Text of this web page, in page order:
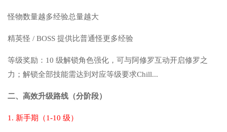
怪物数量越多经验总量越大
精英怪 / BOSS 提供比普通怪更多经验
等级奖励：10 级解锁角色强化，可与阿修罗互动开启修罗之
力；解锁全部技能需达到对应等级要求Chill...
二、高效升级路线（分阶段）
1. 新手期（1-10 级）